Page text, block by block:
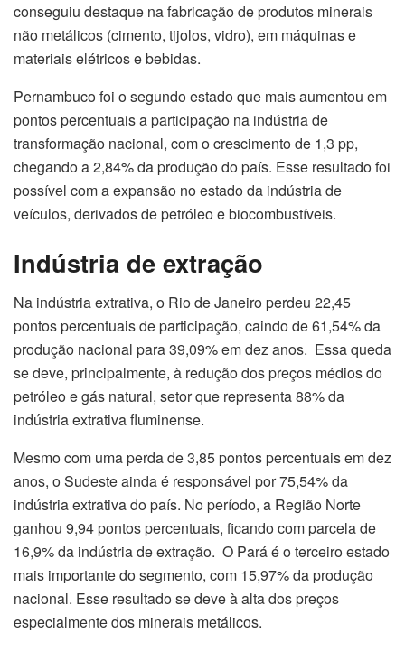
conseguiu destaque na fabricação de produtos minerais
não metálicos (cimento, tijolos, vidro), em máquinas e
materiais elétricos e bebidas.
Pernambuco foi o segundo estado que mais aumentou em
pontos percentuais a participação na indústria de
transformação nacional, com o crescimento de 1,3 pp,
chegando a 2,84% da produção do país. Esse resultado foi
possível com a expansão no estado da indústria de
veículos, derivados de petróleo e biocombustíveis.
Indústria de extração
Na indústria extrativa, o Riode Janeiroperdeu 22,45
pontos percentuais de participação, caindo de 61,54% da
produção nacional para 39,09% em dez anos. Essa queda
se deve, principalmente, à redução dos preços médios do
petróleo e gás natural, setor que representa 88% da
indústria extrativa fluminense.
Mesmo com uma perda de 3,85 pontos percentuais em dez
anos, o Sudeste ainda é responsável por 75,54% da
indústria extrativa do país. No período, a Região Norte
ganhou 9,94 pontos percentuais, ficando com parcela de
16,9% da indústria de extração. O Pará é o terceiro estado
mais importante do segmento, com 15,97% da produção
nacional. Esse resultado se deve à alta dos preços
especialmente dos minerais metálicos.